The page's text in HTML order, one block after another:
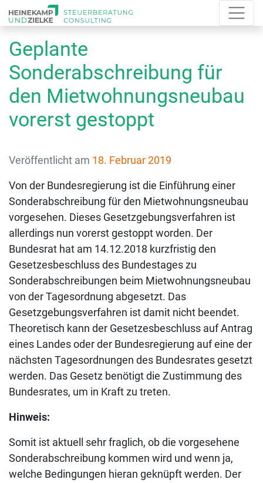
Geplante
Sonderabschreibung für
den Mietwohnungsneubau
vorerst gestoppt
Veröffentlicht am 18. Februar 2019
Von der Bundesregierung ist die Einführung einer
Sonderabschreibung für den Mietwohnungsneubau
vorgesehen. Dieses Gesetzgebungsverfahren ist
allerdings nun vorerst gestoppt worden. Der
Bundesrat hat am 14.12.2018 kurzfristig den
Gesetzesbeschluss des Bundestages zu
Sonderabschreibungen beim Mietwohnungsneubau
von der Tagesordnung abgesetzt. Das
Gesetzgebungsverfahren ist damit nicht beendet.
Theoretisch kann der Gesetzesbeschluss auf Antrag
eines Landes oder der Bundesregierung auf eine der
nächsten Tagesordnungen des Bundesrates gesetzt
werden. Das Gesetz benötigt die Zustimmung des
Bundesrates, um in Kraft zu treten.
Hinweis:
Somit ist aktuell sehr fraglich, ob die vorgesehene
Sonderabschreibung kommen wird und wenn ja,
welche Bedingungen hieran geknüpft werden. Der